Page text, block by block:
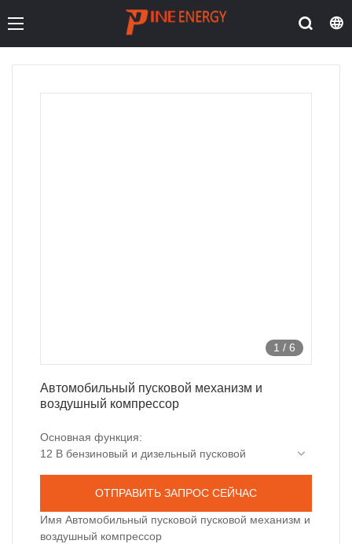
1 / 6
Автомобильный пусковой механизм и
воздушный компрессор
Основная функция:
12 В бензиновый и дизельный пусковой
Светодиодный аварийный свет: свет, вспышка
Как внешний аккумулятор для зарядки
электроприборов
ОТПРАВИТЬ ЗАПРОС СЕЙЧАС
Имя Автомобильный пусковой пусковой механизм и
воздушный компрессор